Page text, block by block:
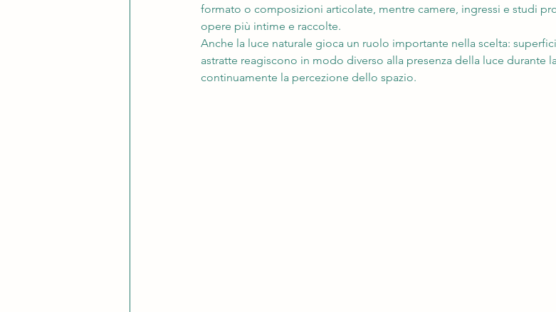
formato o composizioni articolate, mentre camere, ingressi e studi
opere più intime e raccolte.
Anche la luce naturale gioca un ruolo importante nella scelta:
astratte reagiscono in modo diverso alla presenza della luce durante
continuamente la percezione dello spazio.